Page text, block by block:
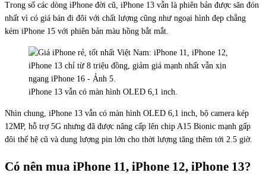
Trong số các dòng iPhone đời cũ, iPhone 13 vẫn là phiên bản được săn đón
nhất vì có giá bán đi đôi với chất lượng cũng như ngoại hình đẹp chẳng
kém iPhone 15 với phiên bản màu hồng bắt mắt.
iPhone 13 vẫn có màn hình OLED 6,1 inch.
Nhìn chung, iPhone 13 vẫn có màn hình OLED 6,1 inch, bộ camera kép
12MP, hỗ trợ 5G nhưng đã được nâng cấp lên chip A15 Bionic mạnh gấp
đôi thế hệ cũ và dung lượng pin lớn cho thời lượng tăng thêm tới 2.5 giờ.
Có nên mua iPhone 11, iPhone 12, iPhone 13?